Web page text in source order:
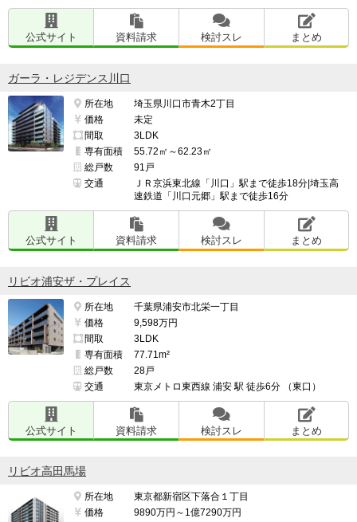
公式サイト 資料請求 検討スレ まとめ
ガーラ・レジデンス川口
所在地
埼玉県川口市青木2丁目
価格
未定
間取
3LDK
専有面積
55.72㎡～62.23㎡
総戸数
91戸
交通
ＪＲ京浜東北線「川口」駅まで徒歩18分|埼玉高
速鉄道「川口元郷」駅まで徒歩16分
公式サイト 資料請求 検討スレ まとめ
リビオ浦安ザ・プレイス
所在地
千葉県浦安市北栄一丁目
価格
9,598万円
間取
3LDK
専有面積
77.71m²
総戸数
28戸
交通
東京メトロ東西線 浦安 駅 徒歩6分 （東口）
公式サイト 資料請求 検討スレ まとめ
リビオ高田馬場
所在地
東京都新宿区下落合１丁目
価格
9890万円～1億7290万円